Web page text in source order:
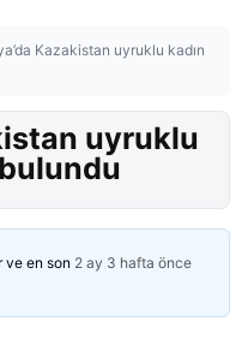
Kazakistan uyruklu kadın
uyruklu
ve en son 2 ay 3 hafta önce